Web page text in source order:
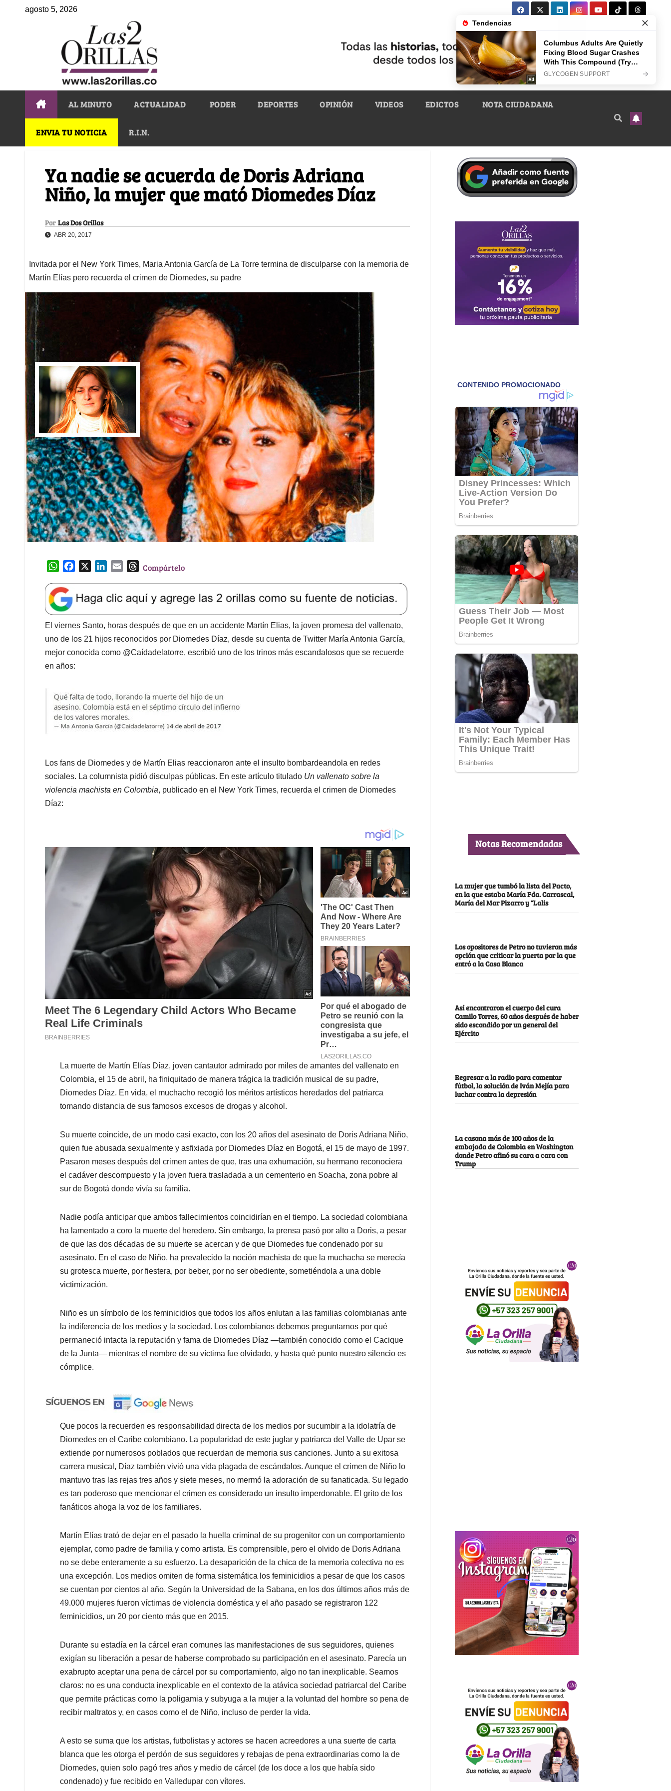
agosto 5, 2026
AL MINUTO ACTUALIDAD PODER DEPORTES OPINIÓN VIDEOS EDICTOS NOTA CIUDADANA
ENVIA TU NOTICIA R.I.N.
Ya nadie se acuerda de Doris Adriana
Niño, la mujer que mató Diomedes Díaz
Por Las Dos Orillas
ABR 20, 2017
Invitada por el New York Times, Maria Antonia García de La Torre termina de disculparse con la memoria de
Martín Elías pero recuerda el crimen de Diomedes, su padre
W
a
t
s
A
p
p
e
b
o
o
k
k
e
d
I
n
l
T
e
a
d
s
Compártelo
El viernes Santo, horas después de que en un accidente Martín Elias, la joven promesa del vallenato,
uno de los 21 hijos reconocidos por Diomedes Díaz, desde su cuenta de Twitter María Antonia García,
mejor conocida como @Caídadelatorre, escribió uno de los trinos más escandalosos que se recuerde
en años:
Los fans de Diomedes y de Martín Elias reaccionaron ante el insulto bombardeandola en redes
sociales. La columnista pidió disculpas públicas. En este artículo titulado Un vallenato sobre la
violencia machista en Colombia, publicado en el New York Times, recuerda el crimen de Diomedes
Díaz:
La muerte de Martín Elías Díaz, joven cantautor admirado por miles de amantes del vallenato en
Colombia, el 15 de abril, ha finiquitado de manera trágica la tradición musical de su padre,
Diomedes Díaz. En vida, el muchacho recogió los méritos artísticos heredados del patriarca
tomando distancia de sus famosos excesos de drogas y alcohol.
Su muerte coincide, de un modo casi exacto, con los 20 años del asesinato de Doris Adriana Niño,
quien fue abusada sexualmente y asfixiada por Diomedes Díaz en Bogotá, el 15 de mayo de 1997.
Pasaron meses después del crimen antes de que, tras una exhumación, su hermano reconociera
el cadáver descompuesto y la joven fuera trasladada a un cementerio en Soacha, zona pobre al
sur de Bogotá donde vivía su familia.
Nadie podía anticipar que ambos fallecimientos coincidirían en el tiempo. La sociedad colombiana
ha lamentado a coro la muerte del heredero. Sin embargo, la prensa pasó por alto a Doris, a pesar
de que las dos décadas de su muerte se acercan y de que Diomedes fue condenado por su
asesinato. En el caso de Niño, ha prevalecido la noción machista de que la muchacha se merecía
su grotesca muerte, por fiestera, por beber, por no ser obediente, sometiéndola a una doble
victimización.
Niño es un símbolo de los feminicidios que todos los años enlutan a las familias colombianas ante
la indiferencia de los medios y la sociedad. Los colombianos debemos preguntarnos por qué
permaneció intacta la reputación y fama de Diomedes Díaz —también conocido como el Cacique
de la Junta— mientras el nombre de su víctima fue olvidado, y hasta qué punto nuestro silencio es
cómplice.
Que pocos la recuerden es responsabilidad directa de los medios por sucumbir a la idolatría de
Diomedes en el Caribe colombiano. La popularidad de este juglar y patriarca del Valle de Upar se
extiende por numerosos poblados que recuerdan de memoria sus canciones. Junto a su exitosa
carrera musical, Díaz también vivió una vida plagada de escándalos. Aunque el crimen de Niño lo
mantuvo tras las rejas tres años y siete meses, no mermó la adoración de su fanaticada. Su legado
es tan poderoso que mencionar el crimen es considerado un insulto imperdonable. El grito de los
fanáticos ahoga la voz de los familiares.
Martín Elías trató de dejar en el pasado la huella criminal de su progenitor con un comportamiento
ejemplar, como padre de familia y como artista. Es comprensible, pero el olvido de Doris Adriana
no se debe enteramente a su esfuerzo. La desaparición de la chica de la memoria colectiva no es
una excepción. Los medios omiten de forma sistemática los feminicidios a pesar de que los casos
se cuentan por cientos al año. Según la Universidad de la Sabana, en los dos últimos años más de
49.000 mujeres fueron víctimas de violencia doméstica y el año pasado se registraron 122
feminicidios, un 20 por ciento más que en 2015.
Durante su estadía en la cárcel eran comunes las manifestaciones de sus seguidores, quienes
exigían su liberación a pesar de haberse comprobado su participación en el asesinato. Parecía un
exabrupto aceptar una pena de cárcel por su comportamiento, algo no tan inexplicable. Seamos
claros: no es una conducta inexplicable en el contexto de la atávica sociedad patriarcal del Caribe
que permite prácticas como la poligamia y subyuga a la mujer a la voluntad del hombre so pena de
recibir maltratos y, en casos como el de Niño, incluso de perder la vida.
A esto se suma que los artistas, futbolistas y actores se hacen acreedores a una suerte de carta
blanca que les otorga el perdón de sus seguidores y rebajas de pena extraordinarias como la de
Diomedes, quien solo pagó tres años y medio de cárcel (de los doce a los que había sido
condenado) y fue recibido en Valledupar con vítores.
Notas Recomendadas
La mujer que tumbó la lista del Pacto,
en la que estaba María Fda. Carrascal,
María del Mar Pizarro y “Lalis
Los opositores de Petro no tuvieron más
opción que criticar la puerta por la que
entró a la Casa Blanca
Así encontraron el cuerpo del cura
Camilo Torres, 60 años después de haber
sido escondido por un general del
Ejército
Regresar a la radio para comentar
fútbol, la solución de Iván Mejía para
luchar contra la depresión
La casona más de 100 años de la
embajada de Colombia en Washington
donde Petro afinó su cara a cara con
Trump